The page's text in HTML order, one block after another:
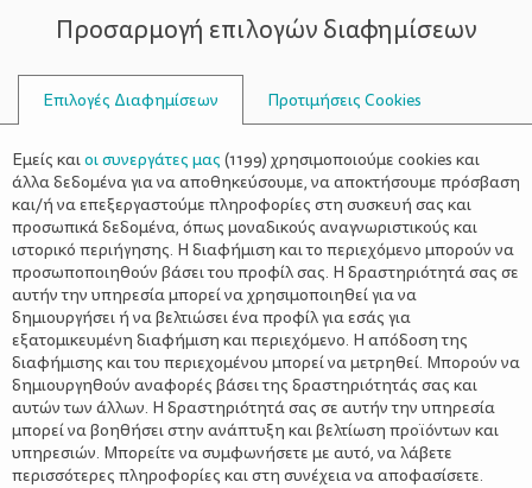
ΣΥΜΒΟΥΛΟΙ
ΟΙΚΟΓΈΝΕΙΑ>ΟΙΚΟΓΕΝΕΙΑΚΈΣ ΔΡΑΣΤΗΡΙΌΤΗΤΕΣ
Πάμε θέατρο; Η Πριγκίπισσα και
το μπιζέλι
Προσαρμογή επιλογών διαφημίσεων
Επιλογές Διαφημίσεων Προτιμήσεις Cookies
Εμείς καιοι συνεργάτες μας (1199) χρησιμοποιούμε cookies και
άλλα δεδομένα για να αποθηκεύσουμε, να αποκτήσουμε πρόσβαση
και/ή να επεξεργαστούμε πληροφορίες στη συσκευή σας και
προσωπικά δεδομένα, όπως μοναδικούς αναγνωριστικούς και
ιστορικό περιήγησης. Η διαφήμιση και το περιεχόμενο μπορούν να
προσωποποιηθούν βάσει του προφίλ σας. Η δραστηριότητά σας σε
αυτήν την υπηρεσία μπορεί να χρησιμοποιηθεί για να
δημιουργήσει ή να βελτιώσει ένα προφίλ για εσάς για
εξατομικευμένη διαφήμιση και περιεχόμενο. Η απόδοση της
διαφήμισης και του περιεχομένου μπορεί να μετρηθεί. Μπορούν να
δημιουργηθούν αναφορές βάσει της δραστηριότητάς σας και
αυτών των άλλων. Η δραστηριότητά σας σε αυτήν την υπηρεσία
μπορεί να βοηθήσει στην ανάπτυξη και βελτίωση προϊόντων και
υπηρεσιών. Μπορείτε να συμφωνήσετε με αυτό, να λάβετε
περισσότερες πληροφορίες και στη συνέχεια να αποφασίσετε.